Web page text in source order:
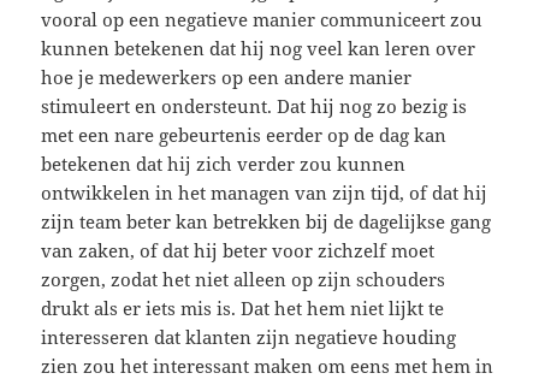
vooral op een negatieve manier communiceert zou
kunnen betekenen dat hij nog veel kan leren over
hoe je medewerkers op een andere manier
stimuleert en ondersteunt. Dat hij nog zo bezig is
met een nare gebeurtenis eerder op de dag kan
betekenen dat hij zich verder zou kunnen
ontwikkelen in het managen van zijn tijd, of dat hij
zijn team beter kan betrekken bij de dagelijkse gang
van zaken, of dat hij beter voor zichzelf moet
zorgen, zodat het niet alleen op zijn schouders
drukt als er iets mis is. Dat het hem niet lijkt te
interesseren dat klanten zijn negatieve houding
zien zou het interessant maken om eens met hem in